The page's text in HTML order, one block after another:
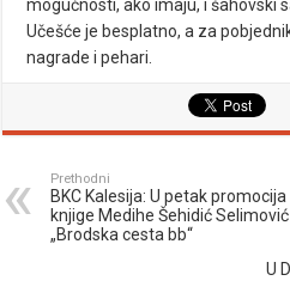
mogućnosti, ako imaju, i šahovski
Učešće je besplatno, a za
nagrade i pehari.
Prethodni
BKC Kalesija: U petak promocija
knjige Medihe Šehidić Selimović
„Brodska cesta bb“
U